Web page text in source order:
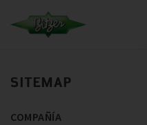
SITEMAP
COMPAÑÍA